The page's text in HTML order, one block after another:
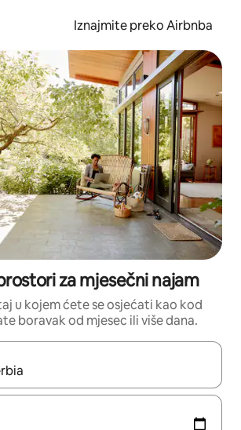
Iznajmite preko Airbnba
za mjesečni najam
u kojem ćete se osjećati kao kod
boravak od mjesec ili više dana.
rezultati, moći ćete ih pregledati